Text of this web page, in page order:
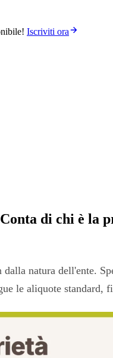
Iscriviti ora
di chi è la
natura dell'ente.
le aliquote standard,